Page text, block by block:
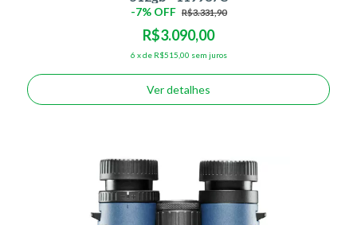
-7% OFF R$3.331,90
R$3.090,00
6 xde R$515,00 sem juros
Ver detalhes